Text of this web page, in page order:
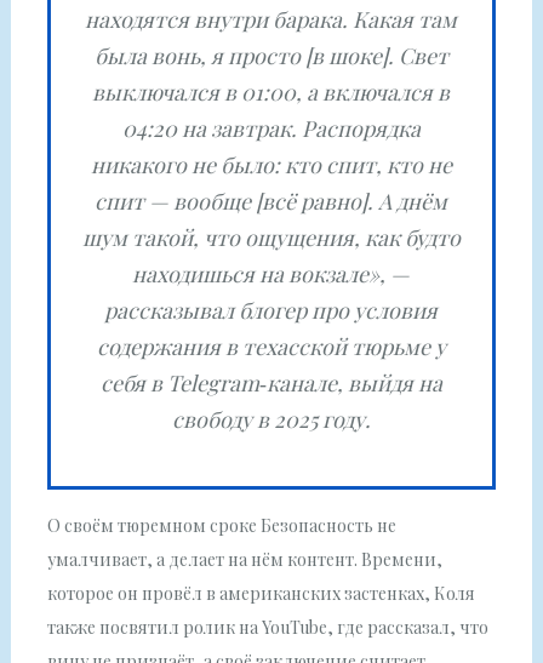
находятся внутри барака. Какая там
была вонь, я просто [в шоке]. Свет
выключался в 01:00, а включался в
04:20 на завтрак. Распорядка
никакого не было: кто спит, кто не
спит — вообще [всё равно]. А днём
шум такой, что ощущения, как будто
находишься на вокзале», —
рассказывал блогер про условия
содержания в техасской тюрьме у
себя в Telegram‑канале, выйдя на
свободу в 2025 году.
О своём тюремном сроке Безопасность не
умалчивает, а делает на нём контент. Времени,
которое он провёл в американских застенках, Коля
также посвятил ролик на YouTube, где рассказал, что